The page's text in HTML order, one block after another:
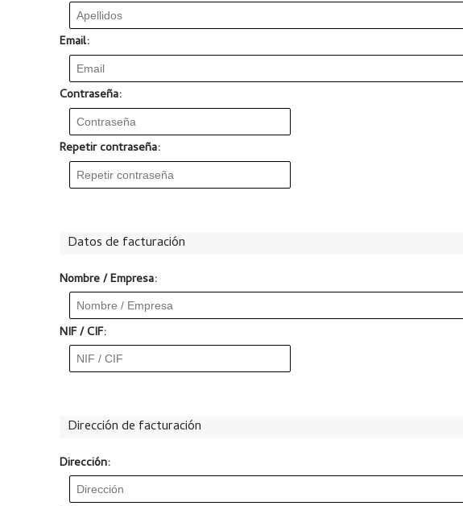
Email:
Contraseña:
Repetir contraseña:
Datos de facturación
Nombre / Empresa:
NIF / CIF:
Dirección de facturación
Dirección: